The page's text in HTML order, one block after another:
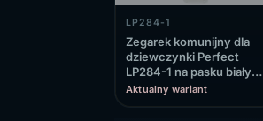
LP284-1
Zegarek komunijny dla
dziewczynki Perfect
LP284-1 na pasku białym,
biała tarcza
Aktualny wariant